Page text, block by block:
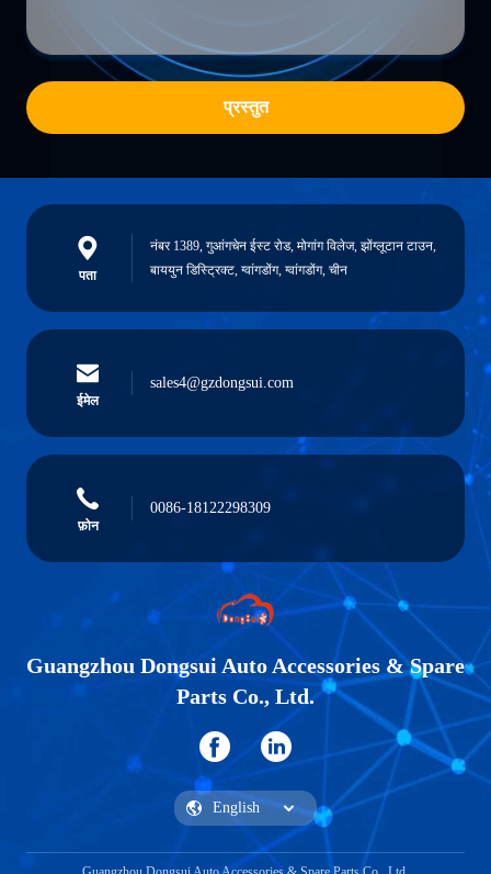
प्रस्तुत
पता
नंबर 1389, गुआंगचेन ईस्ट रोड, मोगांग विलेज, झोंग्लूटान टाउन,
बाययुन डिस्ट्रिक्ट, ग्वांगडोंग, ग्वांगडोंग, चीन
ईमेल
sales4@gzdongsui.com
फ़ोन
0086-18122298309
Guangzhou Dongsui Auto Accessories & Spare
Parts Co., Ltd.